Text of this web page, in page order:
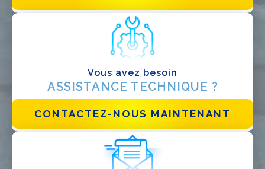
Vous avez besoin
ASSISTANCE TECHNIQUE ?
CONTACTEZ-NOUS MAINTENANT